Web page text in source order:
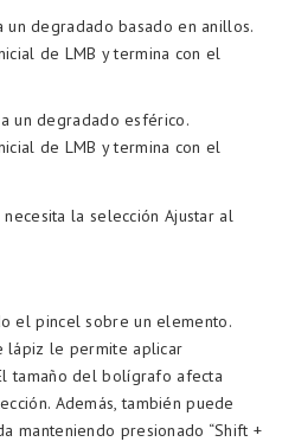
un degradado basado en anillos.
de LMB y termina con el
un degradado esférico.
de LMB y termina con el
la selección Ajustar al
el pincel sobre un elemento.
lápiz le permite aplicar
tamaño del bolígrafo afecta
Además, también puede
manteniendo presionado “Shift +